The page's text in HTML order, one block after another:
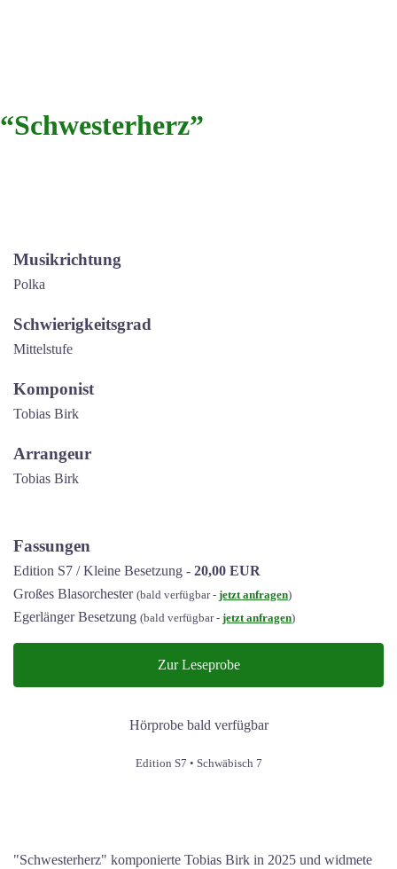
“Schwesterherz”
Musikrichtung
Polka
Schwierigkeitsgrad
Mittelstufe
Komponist
Tobias Birk
Arrangeur
Tobias Birk
Fassungen
Edition S7 / Kleine Besetzung - 20,00 EUR
Großes Blasorchester (bald verfügbar - jetzt anfragen)
Egerlänger Besetzung (bald verfügbar - jetzt anfragen)
Zur Leseprobe
Hörprobe bald verfügbar
Edition S7 • Schwäbisch 7
"Schwesterherz" komponierte Tobias Birk in 2025 und widmete